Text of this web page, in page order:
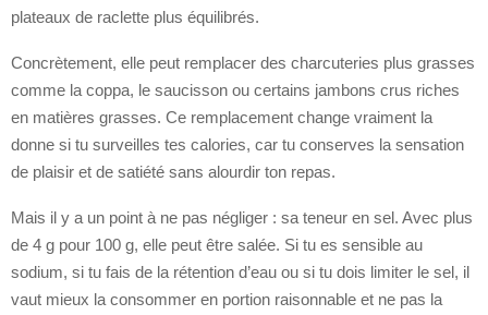
plateaux de raclette plus équilibrés.
Concrètement, elle peut remplacer des charcuteries plus grasses
comme la coppa, le saucisson ou certains jambons crus riches
en matières grasses. Ce remplacement change vraiment la
donne si tu surveilles tes calories, car tu conserves la sensation
de plaisir et de satiété sans alourdir ton repas.
Mais il y a un point à ne pas négliger : sa teneur en sel. Avec plus
de 4 g pour 100 g, elle peut être salée. Si tu es sensible au
sodium, si tu fais de la rétention d’eau ou si tu dois limiter le sel, il
vaut mieux la consommer en portion raisonnable et ne pas la